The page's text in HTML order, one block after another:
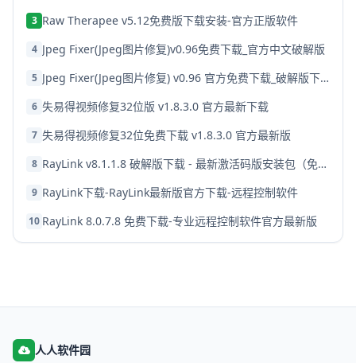
3 Raw Therapee v5.12免费版下载安装-官方正版软件
4 Jpeg Fixer(Jpeg图片修复)v0.96免费下载_官方中文破解版
5 Jpeg Fixer(Jpeg图片修复) v0.96 官方免费下载_破解版下载
6 失易得视频修复32位版 v1.8.3.0 官方最新下载
7 失易得视频修复32位免费下载 v1.8.3.0 官方最新版
8 RayLink v8.1.1.8 破解版下载 - 最新激活码版安装包（免费）
9 RayLink下载-RayLink最新版官方下载-远程控制软件
10 RayLink 8.0.7.8 免费下载-专业远程控制软件官方最新版
人人软件园